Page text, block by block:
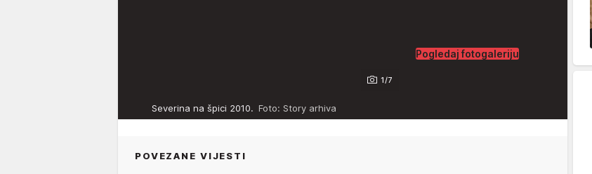
1/7
Pogledaj fotogaleriju
Severina na špici 2010. Foto: Story arhiva
POVEZANE VIJESTI